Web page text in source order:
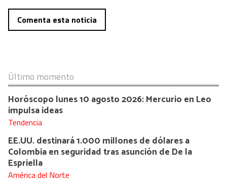
Comenta esta noticia
Último momento
Horóscopo lunes 10 agosto 2026: Mercurio en Leo
impulsa ideas
Tendencia
EE.UU. destinará 1.000 millones de dólares a
Colombia en seguridad tras asunción de De la
Espriella
América del Norte